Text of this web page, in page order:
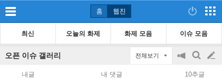
홈 웹진
최신 오늘의 화제 화제 모음 이슈 모음
오픈 이슈 갤러리 전체보기
공
지
검
색
글
내글 내 댓글 10추글